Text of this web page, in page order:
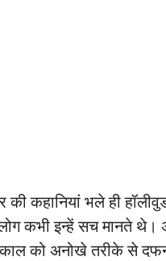
की कहानियां भले ही
कभी इन्हें सच मानते थे।
को अनोखे तरीके से